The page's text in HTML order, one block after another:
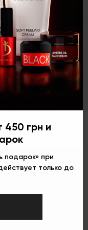
Eng
базу
движениями тонкого
последующей
либо 2 минуты в UV-
в 2 тонких слоя с
ногтевой
в этом случае
450 грн и
подарок» при
только до